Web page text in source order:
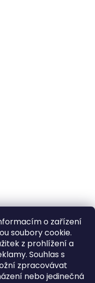
o zařízení
soubory cookie.
z prohlížení a
Souhlas s
zpracovávat
nebo jedinečná
topení
5 hvězdiček.